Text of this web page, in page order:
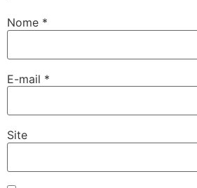
Nome *
E-mail *
Site